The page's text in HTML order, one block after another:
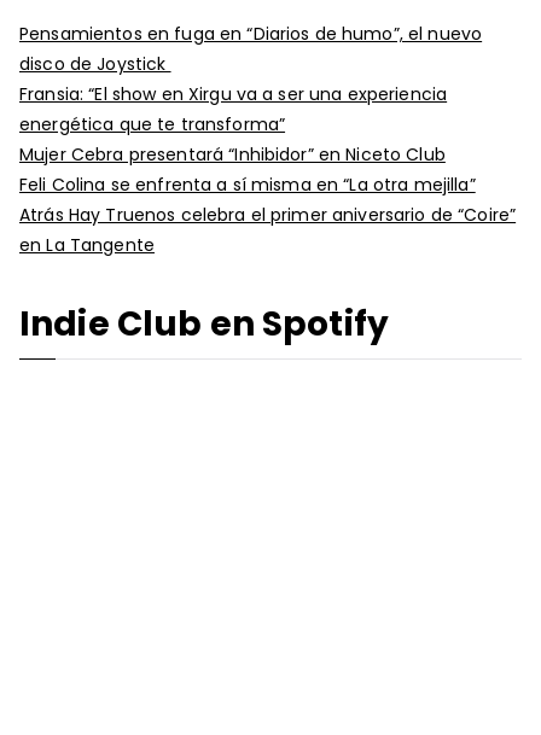
Pensamientos en fuga en “Diarios de humo”, el nuevo
disco de Joystick
Fransia: “El show en Xirgu va a ser una experiencia
energética que te transforma”
Mujer Cebra presentará “Inhibidor” en Niceto Club
Feli Colina se enfrenta a sí misma en “La otra mejilla”
Atrás Hay Truenos celebra el primer aniversario de “Coire”
en La Tangente
Indie Club en Spotify